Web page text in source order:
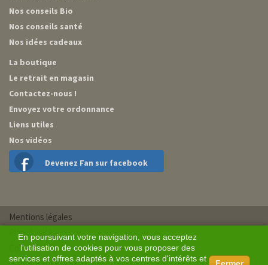
Nos conseils Bio
Nos conseils santé
Nos idées cadeaux
La boutique
Le retrait en magasin
Contactez-nous !
Envoyez votre ordonnance
Liens utiles
Nos vidéos
Devenez Fan sur facebook
En poursuivant votre navigation, vous acceptez
l'utilisation de cookies pour vous proposer des
services et offres adaptés à vos centres d'intérêts et
Mentions légales
Plan du site
Conditions générales de vente